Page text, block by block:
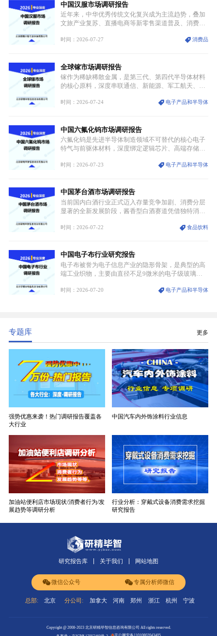
价无市”的供给真空，并沿高频覆铜板、PCB电路板向
AI服务器、5G基站等高端电子终端持续传导，全产业
链生产、成本、交付均承受巨大压力。
中国汉服市场调研报告
近年来，中华优秀传统文化复兴成为主流趋势，叠加
文旅产业复苏、直播电商等新零售渠道普及、消费群
服不再局限于传统节日、古风活动等小众场景，逐步
重要载体。同时，行业标准落地、生产技术升级、原
创设计能力提升，进一步夯实产业发展根基，吸引传
统服饰品牌、文旅企业等跨界入局，市场活力持续释
时间：2026-07-27 消费品
全球镓市场调研报告
镓作为稀缺稀散金属，是第三代、第四代半导体材料
的核心原料，深度串联通信、新能源、军工航天、光
与大国科技博弈的关键战略资源。镓并非传统大宗金
领域渗透”的战略体系，成为全球科技产业运转的刚
需资源。
时间：2026-07-24 电子产品和半导体
中国六氟化钨市场调研报告
六氟化钨是先进半导体制造领域不可替代的核心电子
特气与前驱体材料，深度绑定逻辑芯片、高端存储芯
沉积（CVD）、原子层沉积（ALD）工艺专用前驱体
密制造流程。
时间：2026-07-23 电子产品和半导体
中国茅台酒市场调研报告
当前国内白酒行业正式迈入存量竞争加剧、消费分层
显著的全新发展阶段，酱香型白酒赛道凭借独特消费
道。贵州茅台凭借独一无二的核心产区壁垒、刚性产
业。
时间：2026-07-22 食品饮料
中国电子布行业研究报告
电子布被誉为电子信息产业的隐形骨架，是典型的高
端工业织物，主要由直径不足9微米的电子级玻璃纤
生产制造过程中不可或缺的核心基材。电子布具备高
时间：2026-07-20 电子产品和半导体
专题库 更多
强势优惠来袭！热门调研报告覆盖各
大行业
中国汽车内外饰涂料行业信息
加油站便利店市场现状/消费者行为/发
展趋势等调研分析
行业分析：穿戴式设备消费需求挖掘
研究报告
研究报告库 关于我们 网站地图
微信公众号 专属分析师微信
总部: 北京 分公司: 加拿大 河南 郑州 浙江 杭州 宁波
Copyright @ 2008-2023 北京研精毕智信息咨询有限公司 All rights reserved.